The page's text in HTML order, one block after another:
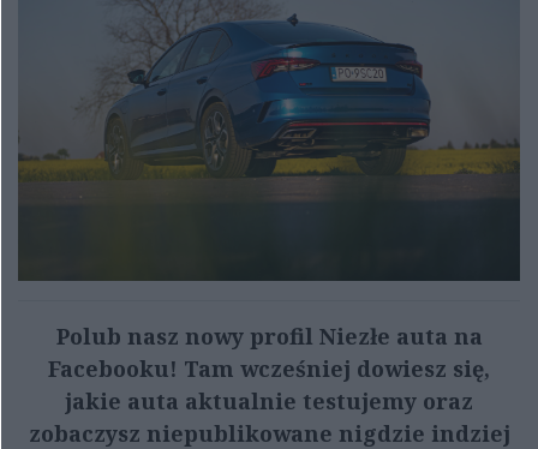
Polub nasz nowy profil Niezłe auta na
Facebooku! Tam wcześniej dowiesz się,
jakie auta aktualnie testujemy oraz
zobaczysz niepublikowane nigdzie indziej